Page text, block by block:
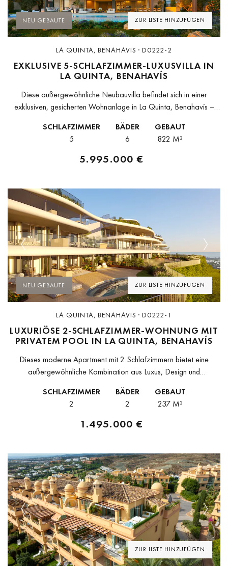
ZUR LISTE HINZUFÜGEN
NEU GEBAUTE
LA QUINTA, BENAHAVIS · D0222-2
EXKLUSIVE 5-SCHLAFZIMMER-LUXUSVILLA IN
LA QUINTA, BENAHAVÍS
Diese außergewöhnliche Neubauvilla befindet sich in einer
exklusiven, gesicherten Wohnanlage in La Quinta, Benahavís –
Nähe zu den besten Annehmlichkeiten von...
SCHLAFZIMMER
5
BÄDER
6
GEBAUT
822 M²
5.995.000 €
ZUR LISTE HINZUFÜGEN
Previous Next
NEU GEBAUTE
LA QUINTA, BENAHAVIS · D0222-1
LUXURIÖSE 2-SCHLAFZIMMER-WOHNUNG MIT
PRIVATEM POOL IN LA QUINTA, BENAHAVÍS
Dieses moderne Apartment mit 2 Schlafzimmern bietet eine
außergewöhnliche Kombination aus Luxus, Design und
Benahavís. Mit 237 m² bebauter Fläche und einer...
SCHLAFZIMMER
2
BÄDER
2
GEBAUT
237 M²
1.495.000 €
ZUR LISTE HINZUFÜGEN
Previous Next